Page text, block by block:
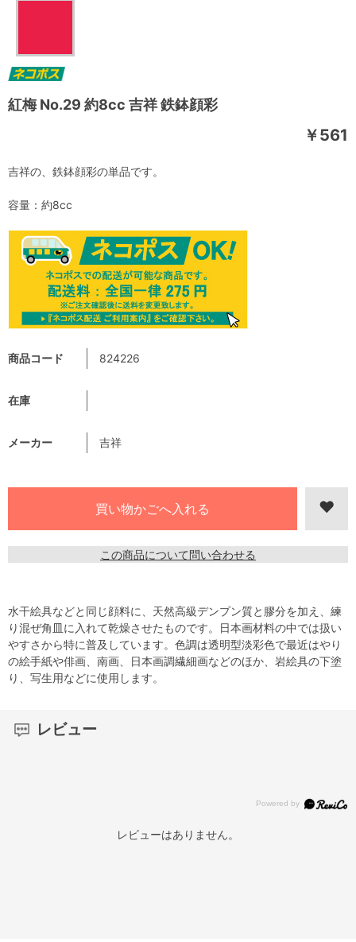
紅梅 No.29 約8cc 吉祥 鉄鉢顔彩
￥561
商品コード 824226
在庫
メーカー 吉祥
この商品について問い合わせる
吉祥の、鉄鉢顔彩の単品です。
容量：約8cc
水干絵具などと同じ顔料に、天然高級デンプン質と膠分を加え、練
り混ぜ角皿に入れて乾燥させたものです。日本画材料の中では扱い
やすさから特に普及しています。色調は透明型淡彩色で最近はやり
の絵手紙や俳画、南画、日本画調繊細画などのほか、岩絵具の下塗
り、写生用などに使用します。
レビュー
レビューはありません。